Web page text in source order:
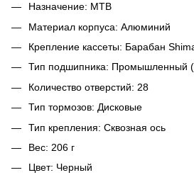
Назначение: MTB
Материал корпуса: Алюминий
Крепление кассеты: Барабан
Тип подшипника: Промышленный
Количество отверстий: 28
Тип тормозов: Дисковые
Тип крепления: Сквозная ось
Вес: 206 г
Цвет: Черный